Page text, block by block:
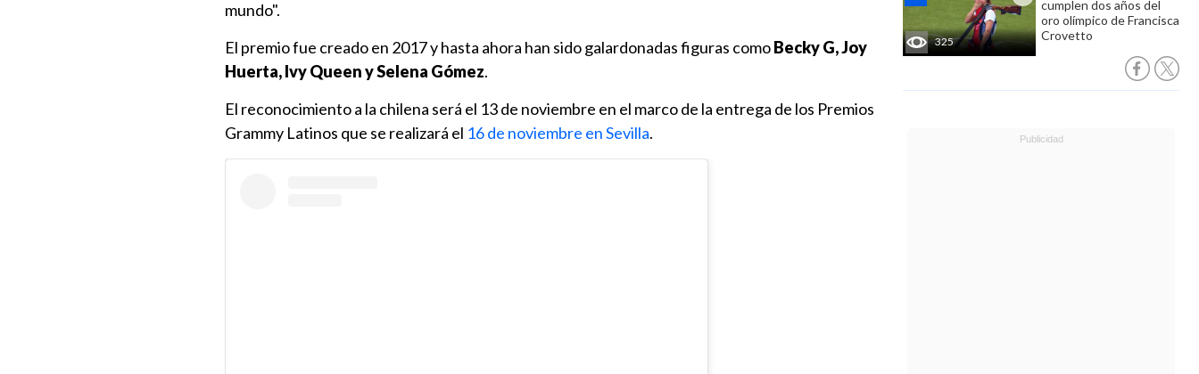
325
cumplen dos años del
oro olímpico de Francisca
Crovetto
mundo".
El premio fue creado en 2017 y hasta ahora han sido galardonadas figuras comoBecky G, Joy
Huerta, Ivy Queen y Selena Gómez.
El reconocimiento a la chilena será el 13 de noviembre en el marco de la entrega de los Premios
Grammy Latinos que se realizará el 16 de noviembre en Sevilla.